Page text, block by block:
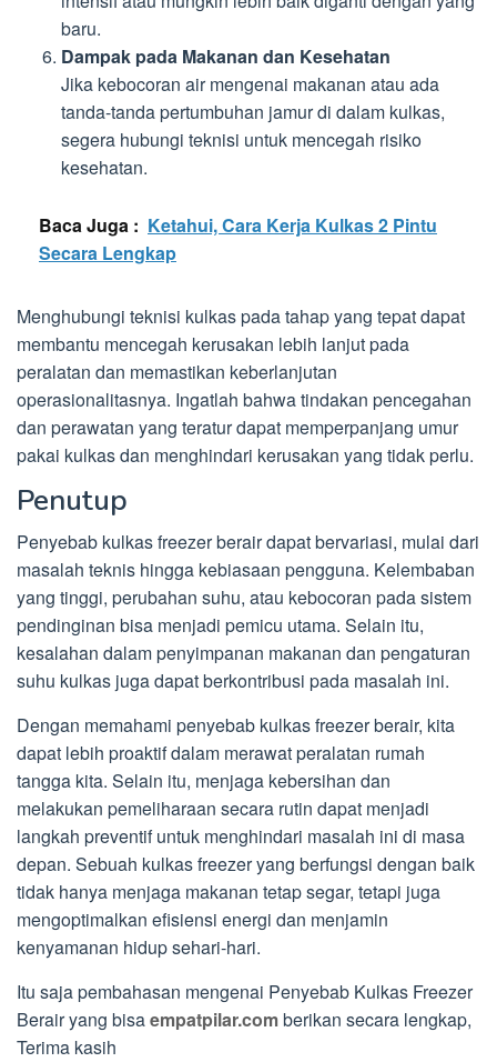
baru.
Dampak pada Makanan dan Kesehatan
Jika kebocoran air mengenai makanan atau ada
tanda-tanda pertumbuhan jamur di dalam kulkas,
segera hubungi teknisi untuk mencegah risiko
kesehatan.
Baca Juga : Ketahui, Cara Kerja Kulkas 2 Pintu
Secara Lengkap
Menghubungi teknisi kulkas pada tahap yang tepat dapat
membantu mencegah kerusakan lebih lanjut pada
peralatan dan memastikan keberlanjutan
operasionalitasnya. Ingatlah bahwa tindakan pencegahan
dan perawatan yang teratur dapat memperpanjang umur
pakai kulkas dan menghindari kerusakan yang tidak perlu.
Penutup
Penyebab kulkas freezer berair dapat bervariasi, mulai dari
masalah teknis hingga kebiasaan pengguna. Kelembaban
yang tinggi, perubahan suhu, atau kebocoran pada sistem
pendinginan bisa menjadi pemicu utama. Selain itu,
kesalahan dalam penyimpanan makanan dan pengaturan
suhu kulkas juga dapat berkontribusi pada masalah ini.
Dengan memahami penyebab kulkas freezer berair, kita
dapat lebih proaktif dalam merawat peralatan rumah
tangga kita. Selain itu, menjaga kebersihan dan
melakukan pemeliharaan secara rutin dapat menjadi
langkah preventif untuk menghindari masalah ini di masa
depan. Sebuah kulkas freezer yang berfungsi dengan baik
tidak hanya menjaga makanan tetap segar, tetapi juga
mengoptimalkan efisiensi energi dan menjamin
kenyamanan hidup sehari-hari.
Itu saja pembahasan mengenai Penyebab Kulkas Freezer
Berair yang bisaempatpilar.comberikan secara lengkap,
Terima kasih